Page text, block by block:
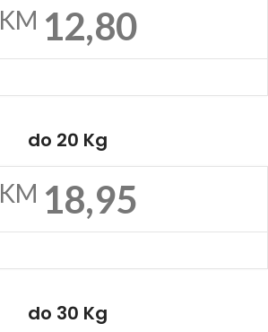
KM 12,80
do 20 Kg
KM 18,95
do 30 Kg